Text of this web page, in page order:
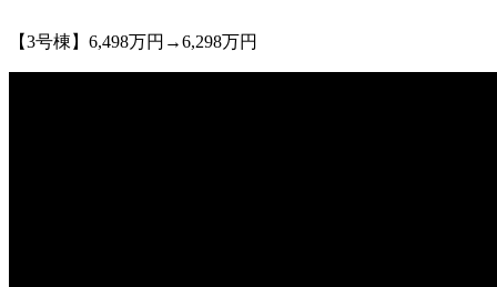
【3号棟】6,498万円→6,298万円